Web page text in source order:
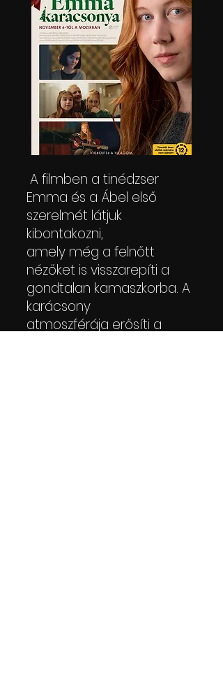
A filmben a tinédzser
Emma és a Ábel első
szerelmét látjuk
kibontakozni,
amely még a felnőtt
nézőket is visszarepíti a
gondtalan kamaszkorba. A
karácsony
atmoszférája erősíti a